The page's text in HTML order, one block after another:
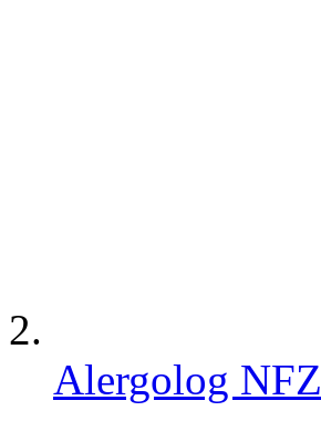
Alergolog NFZ